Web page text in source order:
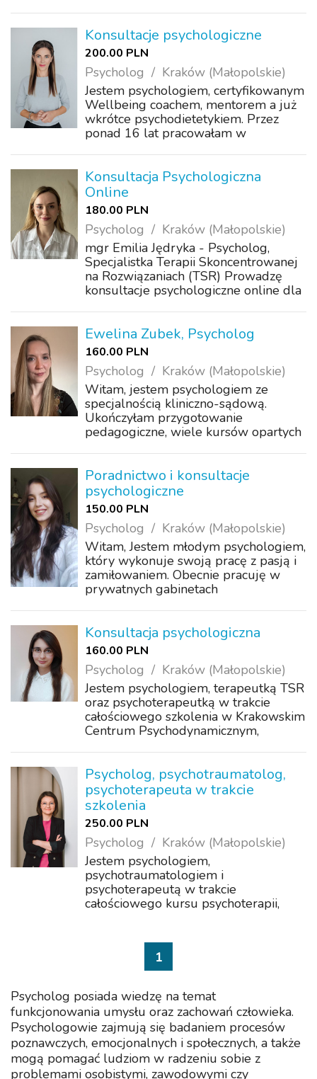
dyskomfort psychiczny i
doświadczających różnych trudności
życiowych, borykając...
Konsultacje psychologiczne
200.00 PLN
Psycholog
Kraków (Małopolskie)
Jestem psychologiem, certyfikowanym
Wellbeing coachem, mentorem a już
wkrótce psychodietetykiem. Przez
ponad 16 lat pracowałam w
Do klientów podchodzę bardzo
indywidualnie. Bard...
Konsultacja Psychologiczna
Online
180.00 PLN
Psycholog
Kraków (Małopolskie)
mgr Emilia Jędryka - Psycholog,
Specjalistka Terapii Skoncentrowanej
na Rozwiązaniach (TSR) Prowadzę
konsultacje psychologiczne online dla
online już teraz! Kontakt: e-mail:
info@ps...
Ewelina Zubek, Psycholog
160.00 PLN
Psycholog
Kraków (Małopolskie)
Witam, jestem psychologiem ze
specjalnością kliniczno-sądową.
Ukończyłam przygotowanie
pedagogiczne, wiele kursów opartych
z innymi zaburzeniami rozwojowymi.
Ukończyłam takie szko...
Poradnictwo i konsultacje
psychologiczne
150.00 PLN
Psycholog
Kraków (Małopolskie)
Witam, Jestem młodym psychologiem,
który wykonuje swoją pracę z pasją i
zamiłowaniem. Obecnie pracuję w
prywatnych gabinetach
Oferuję konsultacje oraz poradnictwo
psychologiczne w ...
Konsultacja psychologiczna
160.00 PLN
Psycholog
Kraków (Małopolskie)
Jestem psychologiem, terapeutką TSR
oraz psychoterapeutką w trakcie
całościowego szkolenia w Krakowskim
Centrum Psychodynamicznym,
Psychologicznego. Należę również do
Polskiego Stowarzys...
Psycholog, psychotraumatolog,
psychoterapeuta w trakcie
szkolenia
250.00 PLN
Psycholog
Kraków (Małopolskie)
Jestem psychologiem,
psychotraumatologiem i
psychoterapeutą w trakcie
całościowego kursu psychoterapii,
przez Ośrodek Szkoleń Systemowych
w Krakowie. Równolegle realizuję
studia podyplomow...
1
Psycholog posiada wiedzę na temat
funkcjonowania umysłu oraz zachowań człowieka.
Psychologowie zajmują się badaniem procesów
poznawczych, emocjonalnych i społecznych, a także
mogą pomagać ludziom w radzeniu sobie z
problemami osobistymi, zawodowymi czy